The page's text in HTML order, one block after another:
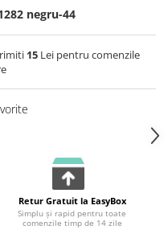
negru-44
15Lei pentru comenzile
Retur Gratuit la EasyBox
Simplu și rapid pentru toate
comenzile timp de 14 zile